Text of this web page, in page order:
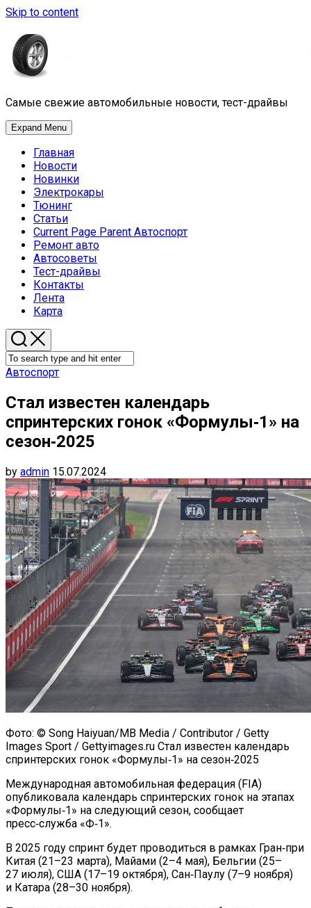
Skip to content
Самые свежие автомобильные новости, тест-драйвы
Expand Menu
Главная
Новости
Новинки
Электрокары
Тюнинг
Статьи
Current Page Parent Автоспорт
Ремонт авто
Автосоветы
Тест-драйвы
Контакты
Лента
Карта
Автоспорт
Стал известен календарь
спринтерских гонок «Формулы‑1» на
сезон‑2025
by admin 15.07.2024
Фото: © Song Haiyuan/MB Media / Contributor / Getty
Images Sport / Gettyimages.ru Стал известен календарь
спринтерских гонок «Формулы‑1» на сезон‑2025
Международная автомобильная федерация (FIA)
опубликовала календарь спринтерских гонок на этапах
«Формулы‑1» на следующий сезон, сообщает
пресс‑служба «Ф‑1».
В 2025 году спринт будет проводиться в рамках Гран‑при
Китая (21–23 марта), Майами (2–4 мая), Бельгии (25–
27 июля), США (17–19 октября), Сан‑Паулу (7–9 ноября)
и Катара (28–30 ноября).